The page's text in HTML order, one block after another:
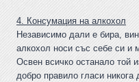
4. Консумация на алкохол
Независимо дали е бира,
алкохол носи със себе си и
Освен всичко останало той
добро правило гласи